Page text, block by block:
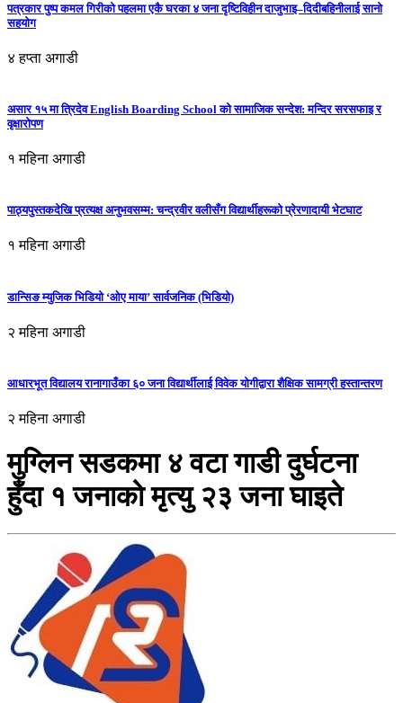
पत्रकार पुष्प कमल गिरीको पहलमा एकै घरका ४ जना दृष्टिविहीन दाजुभाइ–दिदीबहिनीलाई सानो
सहयोग
४ हप्ता अगाडी
असार १५ मा त्रिदेव English Boarding School को सामाजिक सन्देश: मन्दिर सरसफाइ र
वृक्षारोपण
१ महिना अगाडी
पाठ्यपुस्तकदेखि प्रत्यक्ष अनुभवसम्म: चन्द्रवीर वलीसँग विद्यार्थीहरूको प्रेरणादायी भेटघाट
१ महिना अगाडी
डान्सिङ म्युजिक भिडियो ‘ओए माया’ सार्वजनिक (भिडियो)
२ महिना अगाडी
आधारभूत विद्यालय रानागाउँका ६० जना विद्यार्थीलाई विवेक योगीद्वारा शैक्षिक सामग्री हस्तान्तरण
२ महिना अगाडी
मुग्लिन सडकमा ४ वटा गाडी दुर्घटना
हुँदा १ जनाको मृत्यु २३ जना घाइते